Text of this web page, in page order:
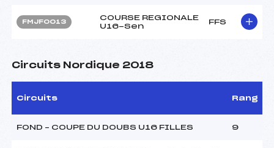
FMJF0013
COURSE REGIONALE
U16-Sen
FFS
Circuits Nordique 2018
Circuits Rang
FOND – COUPE DU DOUBS U16 FILLES 9